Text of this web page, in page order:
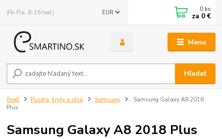
Menu
EUR
Hľadať
(Po-Pia, 8-16 hod.) 0 ks
za 0 €
Úvod Puzdra, kryty a sklá Samsung
Samsung Galaxy A8 2018
Plus
Samsung Galaxy A8 2018 Plus